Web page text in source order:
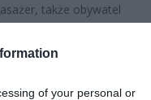
of your personal or
także obywatel
pomoc dotarła na